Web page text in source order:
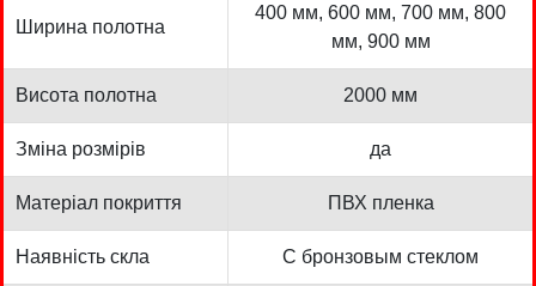
Ширина полотна
400 мм, 600 мм, 700 мм, 800
мм, 900 мм
Висота полотна 2000 мм
Зміна розмірів да
Матеріал покриття ПВХ пленка
Наявність скла С бронзовым стеклом